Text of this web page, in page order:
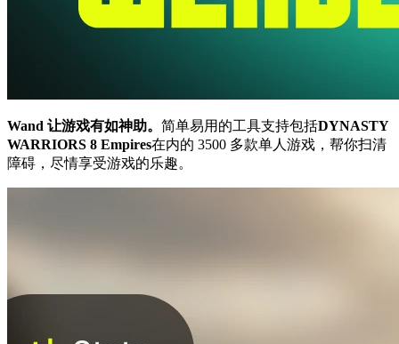
Wand 让游戏有如神助。 简单易用的工具支持包括DYNASTY
WARRIORS 8 Empires在内的 3500 多款单人游戏，帮你扫清
障碍，尽情享受游戏的乐趣。